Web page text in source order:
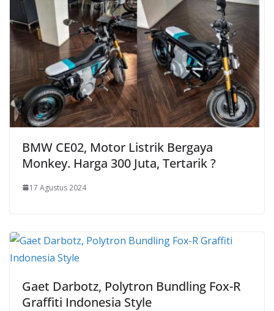
BMW CE02, Motor Listrik Bergaya
Monkey. Harga 300 Juta, Tertarik ?
17 Agustus 2024
Gaet Darbotz, Polytron Bundling Fox-R
Graffiti Indonesia Style